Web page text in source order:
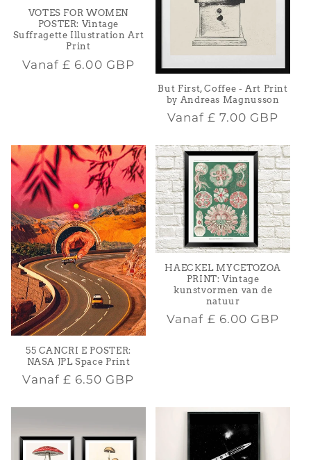
VOTES FOR WOMEN
POSTER: Vintage
Suffragette Illustration Art
Print
Normale
Vanaf£ 6.00 GBP
But First, Coffee - Art Print
by Andreas Magnusson
Normale
Vanaf£ 7.00 GBP
55 CANCRI E POSTER:
NASA JPL Space Print
Normale
Vanaf £ 6.50 GBP
HAECKEL MYCETOZOA
PRINT: Vintage
kunstvormen van de
natuur
Normale
Vanaf £ 6.00 GBP